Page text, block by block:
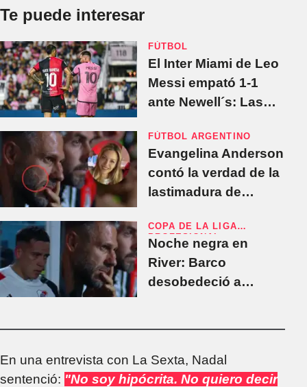
Te puede interesar
FÚTBOL
El Inter Miami de Leo
Messi empató 1-1
ante Newell´s: Las
amistoso
FÚTBOL ARGENTINO
Evangelina Anderson
contó la verdad de la
lastimadura de
COPA DE LA LIGA
PROFESIONAL
Noche negra en
River: Barco
desobedeció a
En una entrevista con La Sexta, Nadal
sentenció: "No soy hipócrita. No quiero decir